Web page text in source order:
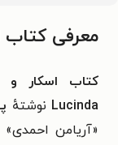
معرفی کتاب
کتاب اسکار و
Lucinda نوشتهٔ
«آریامن